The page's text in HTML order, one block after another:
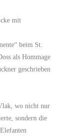
mit
beim St.
als Hommage
geschrieben
wo nicht nur
sondern die